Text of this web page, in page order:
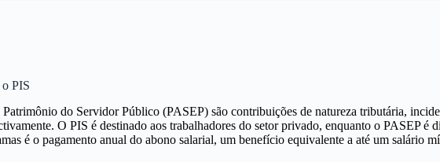
PIS
do Servidor Público (PASEP) são contribuições de natureza tributária,
O PIS é destinado aos trabalhadores do setor privado, enquanto o PASEP é
é o pagamento anual do abono salarial, um benefício equivalente a até um salário